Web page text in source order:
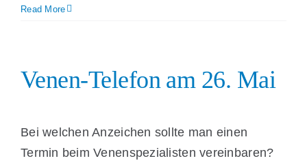
Read More
Venen-Telefon am 26. Mai
Bei welchen Anzeichen sollte man einen
Termin beim Venenspezialisten vereinbaren?